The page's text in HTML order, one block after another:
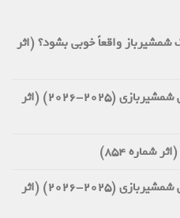
واقعاً خوبی بشود؟ (اثر
قوانین تکنیکی فدراسیون جهانی شمشیربازی (2025-2026) (اثر
854)
قوانین تکنیکی فدراسیون جهانی شمشیربازی (2025-2026) (اثر